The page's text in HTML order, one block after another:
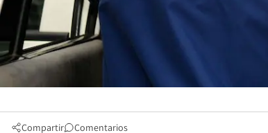
Compartir Comentarios